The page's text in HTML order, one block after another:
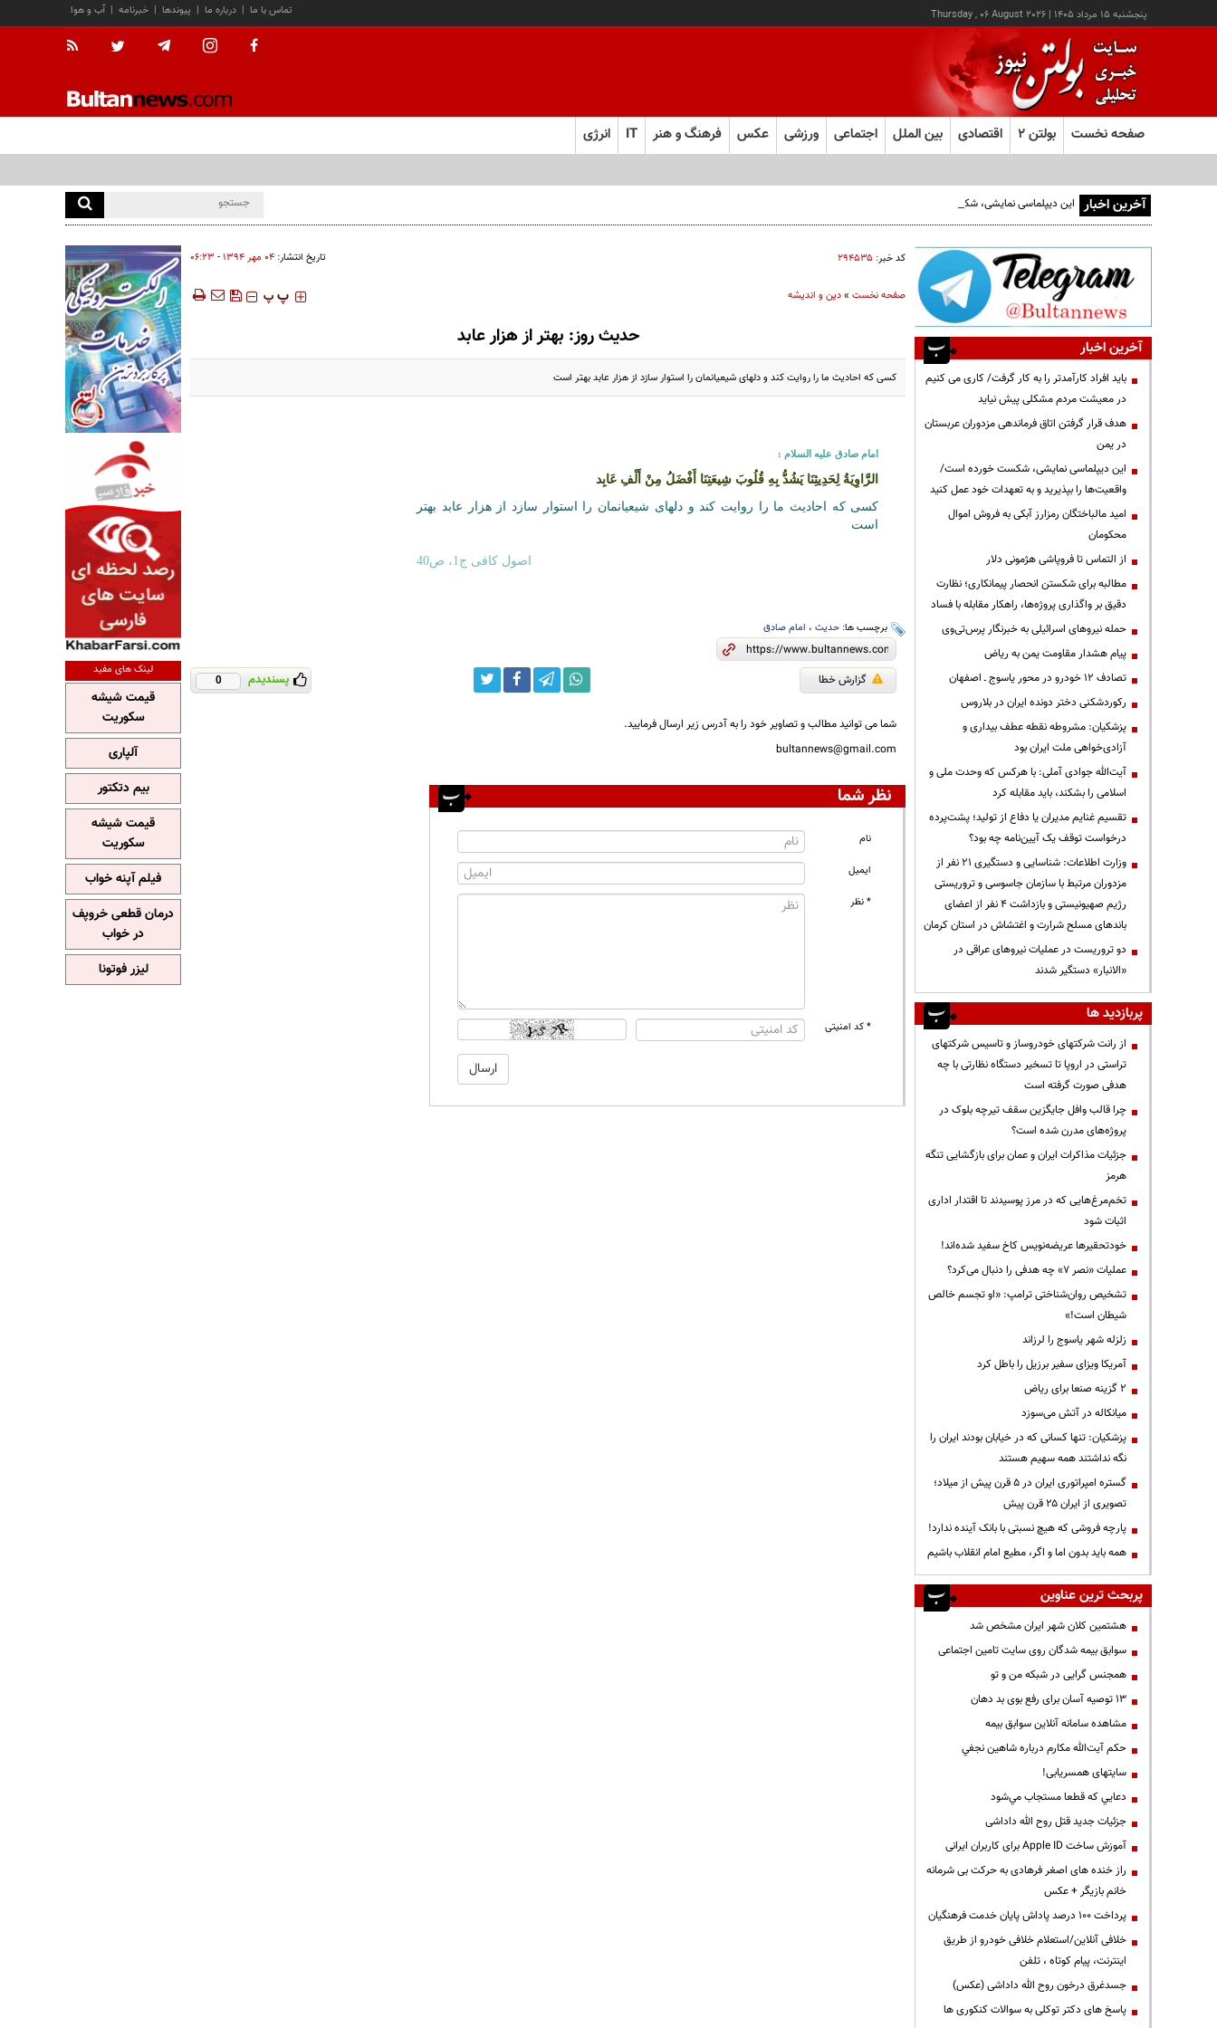
پنجشنبه ۱۵ مرداد ۱۴۰۵ |
Thursday , 06 August 2026 آب و هوا | خبرنامه | پیوندها | درباره ما | تماس با ما
صفحه نخست بولتن ۲ اقتصادی بین الملل اجتماعی ورزشی عکس فرهنگ و هنر IT انرژی
آخرین اخبار این دیپلماسی نمایشی، شکست خورده است/واقعیت‌ها را بپذیرید و به تعهدات خود عمل کنید
کد خبر: ۲۹۴۵۳۵ تاریخ انتشار: ۰۴ مهر ۱۳۹۴ - ۰۶:۲۳
صفحه نخست»دین و اندیشه ‍‍‍ پ پ
حدیث روز: بهتر از هزار عابد
کسی که احاديث ما را روايت كند و دلهاى شيعيانمان را استوار سازد از هزار عابد بهتر است
امام صادق علیه السلام :
الرَّاوِيَةُ لِحَدِيثِنَا يَشُدُّ بِهِ قُلُوبَ شِيعَتِنَا أَفْضَلُ مِنْ أَلْفِ عَابِد
کسی که احاديث ما را روايت كند و دلهاى شيعيانمان را استوار سازد از هزار عابد بهتر
است
اصول کافی ج1، ص40
برچسب ها: حدیث، امام صادق
گزارش خطا پسندیدم 0
شما می توانید مطالب و تصاویر خود را به آدرس زیر ارسال فرمایید.
bultannews@gmail.com
نظر شما
نام
ایمیل
* نظر
* کد امنیتی
آخرین اخبار
باید افراد کارآمدتر را به کار گرفت/ کاری می کنیم
در معیشت مردم مشکلی پیش نیاید
هدف قرار گرفتن اتاق‌ فرماندهی مزدوران عربستان
در یمن
این دیپلماسی نمایشی، شکست خورده است/
واقعیت‌ها را بپذیرید و به تعهدات خود عمل کنید
امید مالباختگان رمزارز آبکی به فروش اموال
محکومان
از التماس تا فروپاشی هژمونی دلار
مطالبه برای شکستن انحصار پیمانکاری؛ نظارت
دقیق بر واگذاری پروژه‌ها، راهکار مقابله با فساد
حمله نیروهای اسرائیلی به خبرنگار پرس‌تی‌وی
پیام هشدار مقاومت یمن به ریاض
تصادف ۱۲ خودرو در محور یاسوج ـ اصفهان
رکوردشکنی دختر دونده ایران در بلاروس
پزشکیان: مشروطه نقطه عطف بیداری و
آزادی‌خواهی ملت ایران بود
آیت‌الله جوادی آملی: با هرکس که وحدت ملی و
اسلامی را بشکند، باید مقابله کرد
تقسیم غنایم مدیران یا دفاع از تولید؛ پشت‌پرده
درخواست توقف یک آیین‌نامه چه بود؟
وزارت اطلاعات: شناسایی و دستگیری ۲۱ نفر از
مزدوران مرتبط با سازمان جاسوسی و تروریستی
رژیم صهیونیستی و بازداشت ۴ نفر از اعضای
باندهای مسلح شرارت و اغتشاش در استان کرمان
دو تروریست در عملیات نیروهای عراقی در
«الانبار» دستگیر شدند
پربازدید ها
از رانت‌ شرکتهای خودروساز و تاسیس شرکتهای
تراستی در اروپا تا تسخیر دستگاه نظارتی با چه
هدفی صورت گرفته است
چرا قالب وافل جایگزین سقف تیرچه بلوک در
پروژه‌های مدرن شده است؟
جزئیات مذاکرات ایران و عمان برای بازگشایی تنگه
هرمز
تخم‌مرغ‌هایی که در مرز پوسیدند تا اقتدار اداری
اثبات شود
خودتحقیرها عریضه‌نویس کاخ سفید شده‌اند!
عملیات «نصر ۷» چه هدفی را دنبال می‌کرد؟
تشخیص روان‌شناختی ترامپ: «او تجسم خالص
شیطان است!»
زلزله شهر یاسوج را لرزاند
آمریکا ویزای سفیر برزیل را باطل کرد
۲ گزینه صنعا برای ریاض
میانکاله در آتش می‌سوزد
پزشکیان: تنها کسانی که در خیابان بودند ایران را
نگه نداشتند همه سهیم هستند
گستره امپراتوری ایران در ۵ قرن پیش از میلاد؛
تصویری از ایران ۲۵ قرن پیش
پارچه فروشی که هیچ نسبتی با بانک آینده ندارد!
همه باید بدون اما و اگر، مطیع امام انقلاب باشیم
پربحث ترین عناوین
هشتمین کلان شهر ایران مشخص شد
سوابق بیمه شدگان روی سایت تامین اجتماعی
همجنس گرایی در شبکه من و تو
13 توصیه آسان برای رفع بوی بد دهان
مشاهده سامانه آنلاين سوابق بیمه
حكم آيت‌الله مكارم درباره شاهين نجفي
سایتهای همسریابی!
دعايي كه قطعا مستجاب مي‌شود
جزئیات جدید قتل روح الله داداشی
آموزش ساخت Apple ID برای کاربران ایرانی
راز خنده های اصغر فرهادی به حرکت بی شرمانه
خانم بازیگر + عکس
پرداخت ۱۰۰ درصد پاداش پایان خدمت فرهنگیان
خلافی آنلاین/استعلام خلافی خودرو از طریق
اینترنت، پیام کوتاه ، تلفن
جسدغرق درخون روح الله داداشی (عکس)
پاسخ های دکتر توکلی به سوالات کنکوری ها
لینک های مفید
قیمت شیشه
سکوریت
آلپاری
بیم دتکتور
قیمت شیشه
سکوریت
فیلم آپنه خواب
درمان قطعی خروپف
در خواب
لیزر فوتونا